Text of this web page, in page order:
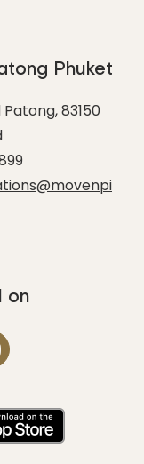
Phuket
Patong,83150
on